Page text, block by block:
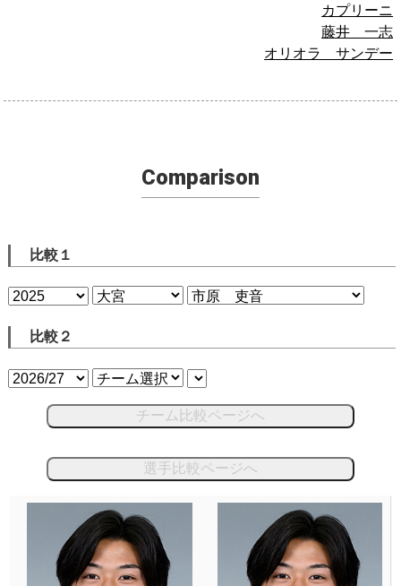
カプリーニ
藤井 一志
オリオラ サンデー
Comparison
比較１
比較２
チーム比較ページへ
選手比較ページへ